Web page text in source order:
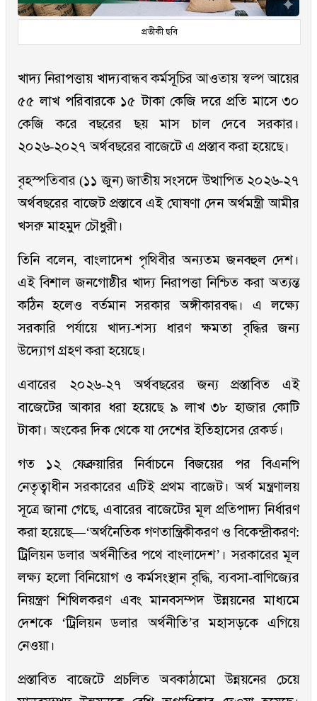
প্রতীকী ছবি
খাদ্য নিরাপত্তায় খাদ্যবান্ধব কর্মসূচির আওতায় স্বল্প আয়ের
৫৫ লাখ পরিবারকে ১৫ টাকা কেজি দরে প্রতি মাসে ৩০
কেজি করে বছরের ছয় মাস চাল দেবে সরকার।
২০২৬-২০২৭ অর্থবছরের বাজেটে এ প্রস্তাব করা হয়েছে।
বৃহস্পতিবার (১১ জুন) জাতীয় সংসদে উত্থাপিত ২০২৬-২৭
অর্থবছরের বাজেট প্রস্তাবে এই ঘোষণা দেন অর্থমন্ত্রী আমীর
খসরু মাহমুদ চৌধুরী।
তিনি বলেন, বাংলাদেশ পৃথিবীর অন্যতম জনবহুল দেশ।
এই বিশাল জনগোষ্ঠীর খাদ্য নিরাপত্তা নিশ্চিত করা অত্যন্ত
কঠিন হলেও বর্তমান সরকার অঙ্গীকারবদ্ধ। এ লক্ষ্যে
সরকারি পর্যায়ে খাদ্য-শস্য ধারণ ক্ষমতা বৃদ্ধির জন্য
উদ্যোগ গ্রহণ করা হয়েছে।
এবারের ২০২৬-২৭ অর্থবছরের জন্য প্রস্তাবিত এই
বাজেটের আকার ধরা হয়েছে ৯ লাখ ৩৮ হাজার কোটি
টাকা। অংকের দিক থেকে যা দেশের ইতিহাসের রেকর্ড।
গত ১২ ফেব্রুয়ারির নির্বাচনে বিজয়ের পর বিএনপি
নেতৃত্বাধীন সরকারের এটিই প্রথম বাজেট। অর্থ মন্ত্রণালয়
সূত্রে জানা গেছে, এবারের বাজেটের মূল প্রতিপাদ্য নির্ধারণ
করা হয়েছে—‘অর্থনৈতিক গণতান্ত্রিকীকরণ ও বিকেন্দ্রীকরণ:
ট্রিলিয়ন ডলার অর্থনীতির পথে বাংলাদেশ’। সরকারের মূল
লক্ষ্য হলো বিনিয়োগ ও কর্মসংস্থান বৃদ্ধি, ব্যবসা-বাণিজ্যের
নিয়ন্ত্রণ শিথিলকরণ এবং মানবসম্পদ উন্নয়নের মাধ্যমে
দেশকে ‘ট্রিলিয়ন ডলার অর্থনীতি’র মহাসড়কে এগিয়ে
নেওয়া।
প্রস্তাবিত বাজেটে প্রচলিত অবকাঠামো উন্নয়নের চেয়ে